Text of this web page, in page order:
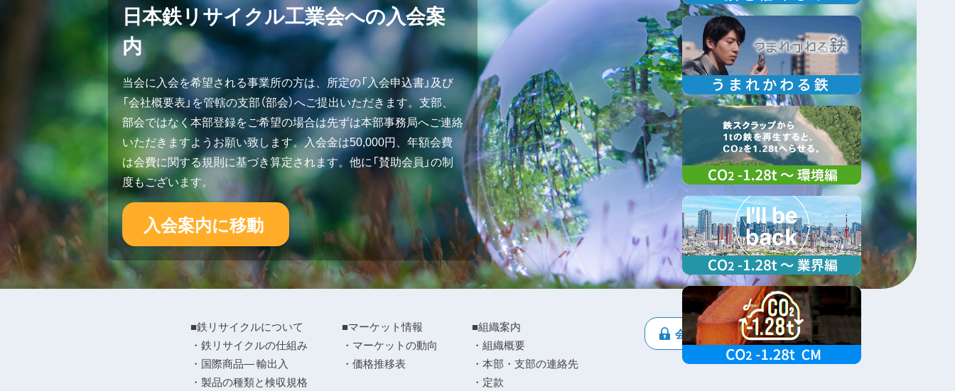
日本鉄リサイクル工業会への入会案
内
当会に入会を希望される事業所の方は、所定の「入会申込書」及び
「会社概要表」を管轄の支部（部会）へご提出いただきます。支部、
部会ではなく本部登録をご希望の場合は先ずは本部事務局へご連絡
いただきますようお願い致します。入会金は50,000円、年額会費
は会費に関する規則に基づき算定されます。他に「賛助会員」の制
度もございます。
入会案内に移動
■鉄リサイクルについて
・鉄リサイクルの仕組み
・国際商品― 輸出入
・製品の種類と検収規格
■マーケット情報
・マーケットの動向
・価格推移表
■組織案内
・組織概要
・本部・支部の連絡先
・定款
会員専用ページ